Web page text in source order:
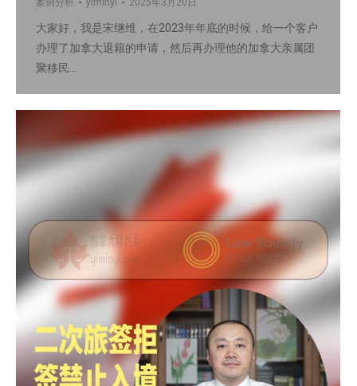
大家好，我是宋继维，在2023年年底的时候，给一个客户
办理了加拿大退籍的申请，然后再办理他的加拿大亲属团
聚移民…